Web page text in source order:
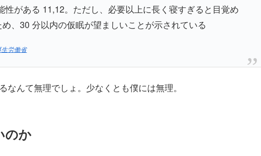
性がある 11,12。ただし、必要以上に長く寝すぎると目覚め
、30 分以内の仮眠が望ましいことが示されている
労働省
なんて無理でしょ。少なくとも僕には無理。
のか